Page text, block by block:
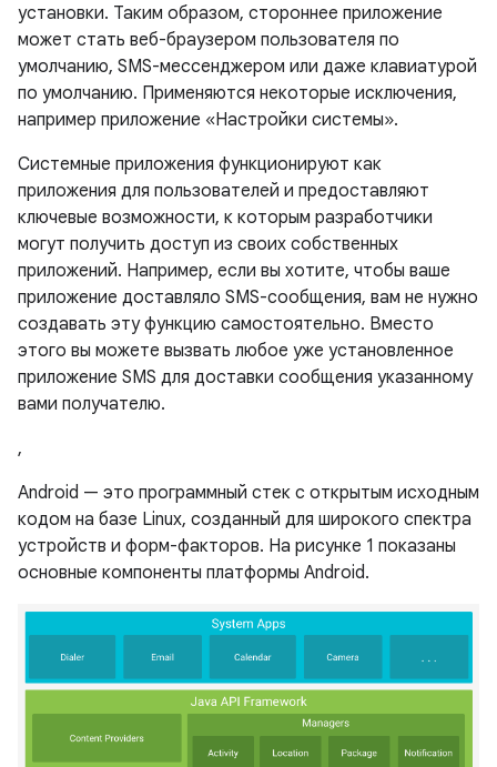
установки. Таким образом, стороннее приложение
может стать веб-браузером пользователя по
умолчанию, SMS-мессенджером или даже клавиатурой
по умолчанию. Применяются некоторые исключения,
например приложение «Настройки системы».
Системные приложения функционируют как
приложения для пользователей и предоставляют
ключевые возможности, к которым разработчики
могут получить доступ из своих собственных
приложений. Например, если вы хотите, чтобы ваше
приложение доставляло SMS-сообщения, вам не нужно
создавать эту функцию самостоятельно. Вместо
этого вы можете вызвать любое уже установленное
приложение SMS для доставки сообщения указанному
вами получателю.
,
Android — это программный стек с открытым исходным
кодом на базе Linux, созданный для широкого спектра
устройств и форм-факторов. На рисунке 1 показаны
основные компоненты платформы Android.